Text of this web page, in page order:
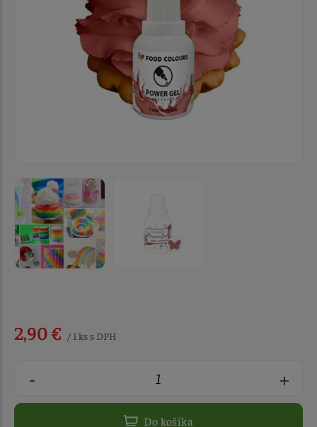
2,90 € / 1 ks s DPH
- +
Do košíka